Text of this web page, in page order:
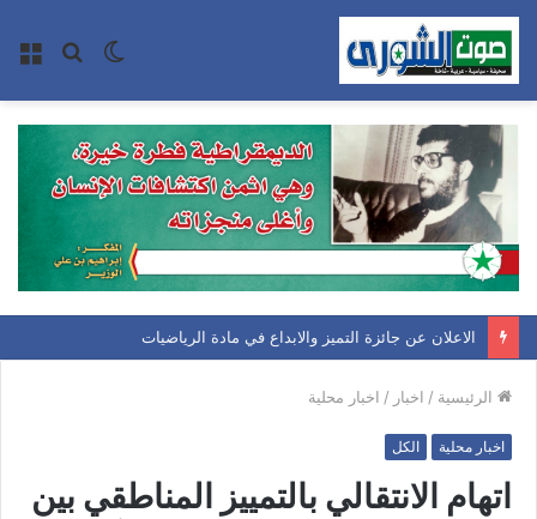
بحث الوضع
الاعلان عن جائزة التميز والابداع في مادة الرياضيات
الرئيسية / اخبار / اخبار محلية
اخبار محلية الكل
اتهام الانتقالي بالتمييز المناطقي بين